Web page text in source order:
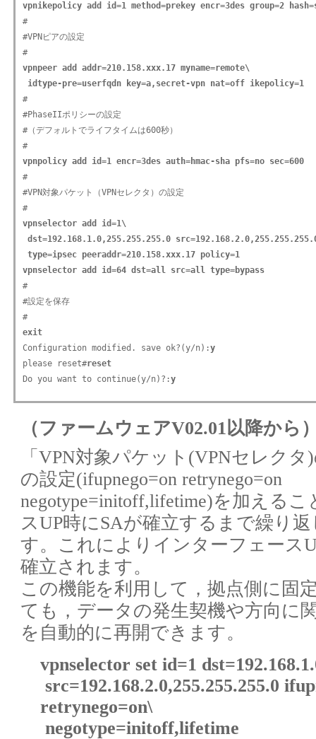
vpnikepolicy add id=1 method=prekey encr=3des group=2
#
#VPNピアの設定
vpnpeer add addr=210.158.xxx.17 myname=remote\
idtype-pre=userfqdn key=a,secret-vpn nat=off ikepolicy=1
#
#PhaseIIポリシーの設定
#（デフォルトでライフタイムは600秒）
vpnpolicy add id=1 encr=3des auth=hmac-sha pfs=no sec=600
#
#VPN対象パケット（VPNセレクタ）の設定
vpnselector add id=1\
dst=192.168.1.0,255.255.255.0
type=ipsec peeraddr=210.158.xxx.17 policy=1
vpnselector add id=64 dst=all src=all type=bypass
#
#設定を保存
exit
Configuration modified. save ok?(y/n):y
please reset#reset
Do you want to continue(y/n)?:y
（ファームウェアV02.01以降から
「VPN対象パケット(VPNセレク
の設定(ifupnego=on retrynego=on
negotype=initoff,lifetime)を加える
スUP時にSAが確立するまで繰り
す。これによりインターフェース
確立されます。
この機能を利用して，拠点側に固
ても，データの発生契機や方向に
を自動的に再開できます。
vpnselector set id=1
src=192.168.2.0,255.255.255.0
retrynego=on\
negotype=initoff,lifetime